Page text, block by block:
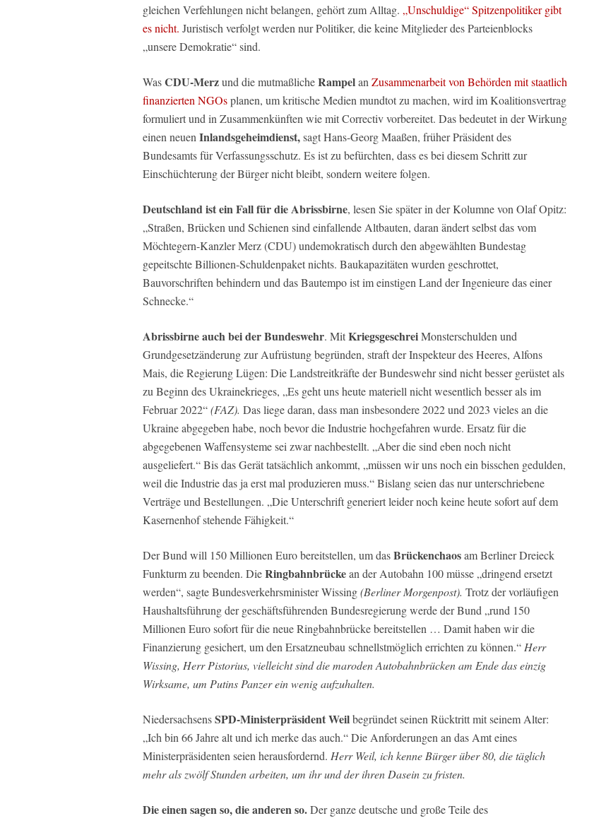
gleichen Verfehlungen nicht belangen, gehört zum Alltag. „Unschuldige“ Spitzenpolitiker gibt
es nicht. Juristisch verfolgt werden nur Politiker, die keine Mitglieder des Parteienblocks
„unsere Demokratie“ sind.
WasCDU-Merzund die mutmaßlicheRampelan Zusammenarbeit von Behörden mit staatlich
finanzierten NGOsplanen, um kritische Medien mundtot zu machen, wird im Koalitionsvertrag
formuliert und in Zusammenkünften wie mit Correctiv vorbereitet. Das bedeutet in der Wirkung
einen neuen Inlandsgeheimdienst,sagt Hans-Georg Maaßen, früher Präsident des
Bundesamts für Verfassungsschutz. Es ist zu befürchten, dass es bei diesem Schritt zur
Einschüchterung der Bürger nicht bleibt, sondern weitere folgen.
Deutschland ist ein Fall für die Abrissbirne, lesen Sie später in der Kolumne von Olaf Opitz:
„Straßen, Brücken und Schienen sind einfallende Altbauten, daran ändert selbst das vom
Möchtegern-Kanzler Merz (CDU) undemokratisch durch den abgewählten Bundestag
gepeitschte Billionen-Schuldenpaket nichts. Baukapazitäten wurden geschrottet,
Bauvorschriften behindern und das Bautempo ist im einstigen Land der Ingenieure das einer
Schnecke.“
Abrissbirne auch bei der Bundeswehr. MitKriegsgeschreiMonsterschulden und
Grundgesetzänderung zur Aufrüstung begründen, straft der Inspekteur des Heeres, Alfons
Mais, die Regierung Lügen: Die Landstreitkräfte der Bundeswehr sind nicht besser gerüstet als
zu Beginn des Ukrainekrieges, „Es geht uns heute materiell nicht wesentlich besser als im
Februar 2022“(FAZ). Das liege daran, dass man insbesondere 2022 und 2023 vieles an die
Ukraine abgegeben habe, noch bevor die Industrie hochgefahren wurde. Ersatz für die
abgegebenen Waffensysteme sei zwar nachbestellt. „Aber die sind eben noch nicht
ausgeliefert.“ Bis das Gerät tatsächlich ankommt, „müssen wir uns noch ein bisschen gedulden,
weil die Industrie das ja erst mal produzieren muss.“ Bislang seien das nur unterschriebene
Verträge und Bestellungen. „Die Unterschrift generiert leider noch keine heute sofort auf dem
Kasernenhof stehende Fähigkeit.“
Der Bund will 150 Millionen Euro bereitstellen, um dasBrückenchaosam Berliner Dreieck
Funkturm zu beenden. DieRingbahnbrückean der Autobahn 100 müsse „dringend ersetzt
werden“, sagte Bundesverkehrsminister Wissing(Berliner Morgenpost). Trotz der vorläufigen
Haushaltsführung der geschäftsführenden Bundesregierung werde der Bund „rund 150
Millionen Euro sofort für die neue Ringbahnbrücke bereitstellen … Damit haben wir die
Finanzierung gesichert, um den Ersatzneubau schnellstmöglich errichten zu können.“ Herr
Wissing, Herr Pistorius, vielleicht sind die maroden Autobahnbrücken am Ende das einzig
Wirksame, um Putins Panzer ein wenig aufzuhalten.
NiedersachsensSPD-Ministerpräsident Weilbegründet seinen Rücktritt mit seinem Alter:
„Ich bin 66 Jahre alt und ich merke das auch.“ Die Anforderungen an das Amt eines
Ministerpräsidenten seien herausfordernd. Herr Weil, ich kenne Bürger über 80, die täglich
mehr als zwölf Stunden arbeiten, um ihr und der ihren Dasein zu fristen.
Die einen sagen so, die anderen so.Der ganze deutsche und große Teile des